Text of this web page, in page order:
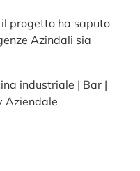
progetto ha saputo
Azindali sia
industriale | Bar |
Aziendale